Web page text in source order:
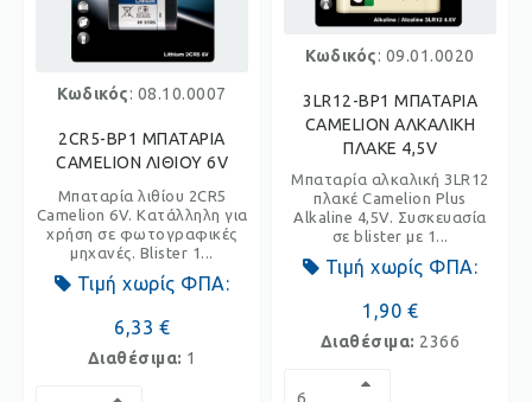
Κωδικός: 08.10.0007
2CR5-BP1 ΜΠΑΤΑΡΙΑ
CAMELION ΛΙΘΙΟΥ 6V
Μπαταρία λιθίου 2CR5
Camelion 6V. Κατάλληλη για
χρήση σε φωτογραφικές
μηχανές. Blister 1...
Τιμή χωρίς ΦΠΑ:
6,33 €
Διαθέσιμα: 1
Κωδικός: 09.01.0020
3LR12-BP1 ΜΠΑΤΑΡΙΑ
CAMELION ΑΛΚΑΛΙΚΗ
ΠΛΑΚΕ 4,5V
Μπαταρία αλκαλική 3LR12
πλακέ Camelion Plus
Alkaline 4,5V. Συσκευασία
σε blister με 1...
Τιμή χωρίς ΦΠΑ:
1,90 €
Διαθέσιμα: 2366